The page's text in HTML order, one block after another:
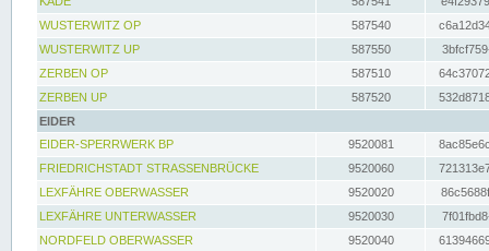
WUSTERWITZ OP
587540
WUSTERWITZ UP
587550
ZERBEN OP
587510
ZERBEN UP
587520
EIDER
EIDER-SPERRWERK BP
9520081
FRIEDRICHSTADT STRASSENBRÜCKE
9520060
LEXFÄHRE OBERWASSER
9520020
LEXFÄHRE UNTERWASSER
9520030
NORDFELD OBERWASSER
9520040